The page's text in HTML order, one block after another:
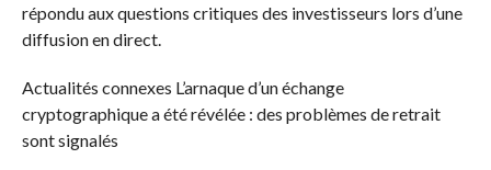
répondu aux questions critiques des investisseurs lors d’une
diffusion en direct.
Actualités connexes L’arnaque d’un échange
cryptographique a été révélée : des problèmes de retrait
sont signalés